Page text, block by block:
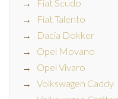
Fiat Scudo
Fiat Talento
Dacia Dokker
Opel Movano
Opel Vivaro
Volkswagen Caddy